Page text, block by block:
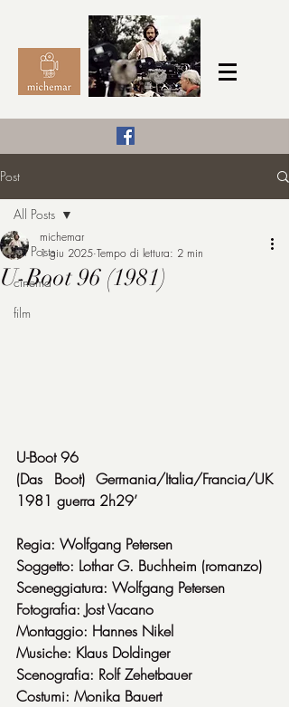
michemar
Post
All Posts
cinema
film
All Posts
U-Boot 96 (1981)
michemar
1 giu 2025 Tempo di lettura: 2 min
U-Boot 96
(Das Boot) Germania/Italia/Francia/UK
1981 guerra 2h29’
Regia: Wolfgang Petersen
Soggetto: Lothar G. Buchheim (romanzo)
Sceneggiatura: Wolfgang Petersen
Fotografia: Jost Vacano
Montaggio: Hannes Nikel
Musiche: Klaus Doldinger
Scenografia: Rolf Zehetbauer
Costumi: Monika Bauert